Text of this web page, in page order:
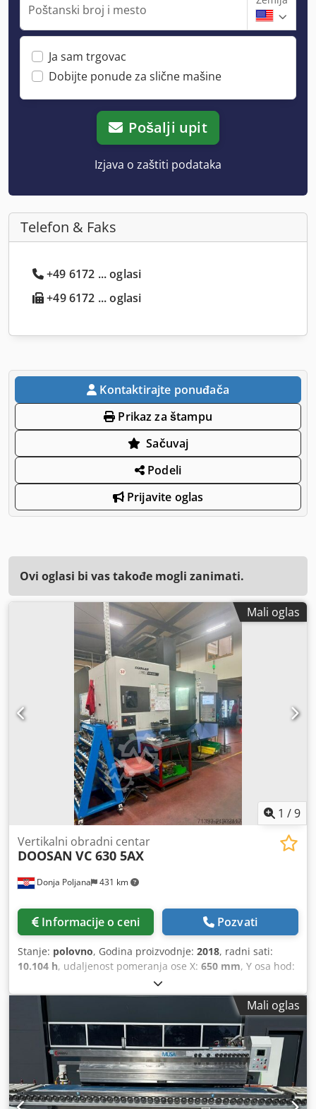
Poštanski broj i mesto
Ja sam trgovac
Dobijte ponude za slične mašine
Pošalji upit
Izjava o zaštiti podataka
Telefon & Faks
+49 6172 ... oglasi
+49 6172 ... oglasi
Kontaktirajte ponuđača
Prikaz za štampu
Sačuvaj
Podeli
Prijavite oglas
Ovi oglasi bi vas takođe mogli zanimati.
Mali oglas
1 /9
Donja Poljana 431 km
Vertikalni obradni centar
DOOSAN VC 630 5AX
Informacije o ceni Pozvati
Stanje: polovno, Godina proizvodnje: 2018, radni sati:
10.104 h, udaljenost pomeranja ose X: 650 mm, Y osa hod:
520 mm
m/min, brzo pomeranje po Y-osi:40 m/min, brzi pomak Z-
osovine:
transportna traka za
strugotinu, DOOSAN VC 630 5AX (5-osna glodalica/obradni
centar) Model: VC 630 5AX CNC upravljač: HEIDENHAIN
TNC640 NC Godina proizvodnje: 2018 Stanje: Polovno,
veoma dobro, u radu Radnih sati: 26.290 h Sati vretena:
10.104 h X osa: 650 mm Y osa: 765 mm Z osa: 520 mm A
osa: +30° do -120° C osa: 360° Brzi hod X osa: 40 m/min
Mali oglas